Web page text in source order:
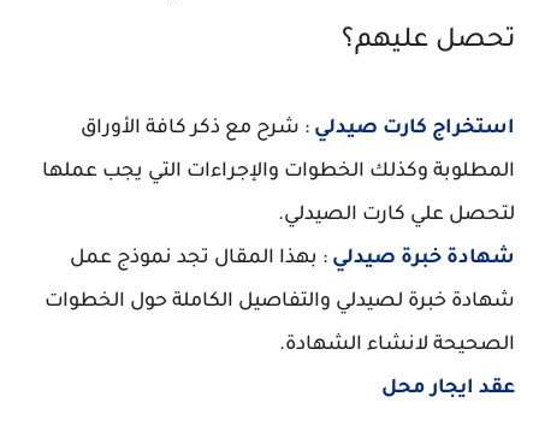
تحصل عليهم؟
استخراج كارت صيدلي : شرح مع ذكر كافة الأوراق
المطلوبة وكذلك الخطوات والإجراءات التي يجب عملها
لتحصل علي كارت الصيدلي.
شهادة خبرة صيدلي : بهذا المقال تجد نموذج عمل
شهادة خبرة لصيدلي والتفاصيل الكاملة حول الخطوات
الصحيحة لانشاء الشهادة.
عقد ايجار محل